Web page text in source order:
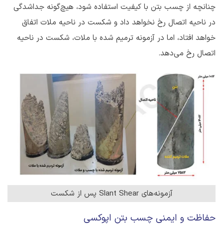
چنانچه از چسب بتن با کیفیت استفاده شود، هیچ‌گونه جداشدگی
در ناحیه اتصال رخ نخواهد داد و شکست در ناحیه ملات اتفاق
خواهد افتاد، اما در آزمونه ترمیم شده با ملات، شکست در ناحیه
اتصال رخ می‌دهد.
آزمونه‌های Slant Shear پس از شکست
حفاظت و ایمنی چسب بتن اپوکسی